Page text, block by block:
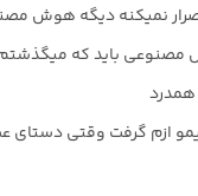
نمیکنه دیگه هوش
باید که
ازم گرفت وقتی